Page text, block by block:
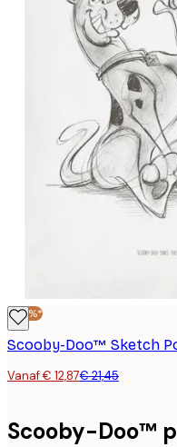
-40%*
Scooby-Doo™ Sketch
Vanaf € 12,87€ 21,45
Scooby-Doo™